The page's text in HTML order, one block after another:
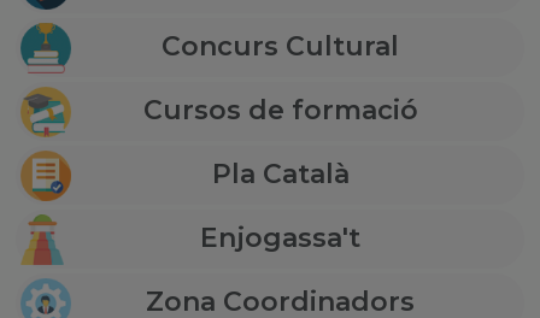
Concurs Cultural
Cursos de formació
Pla Català
Enjogassa't
Zona Coordinadors